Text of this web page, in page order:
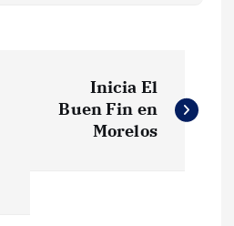
Inicia El
Buen Fin en
Morelos